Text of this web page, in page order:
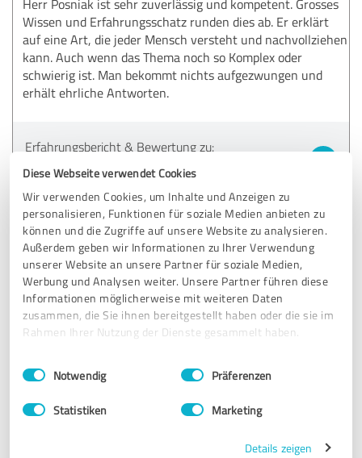
Diese Webseite verwendet Cookies
Wir verwenden Cookies, um Inhalte und Anzeigen zu
personalisieren, Funktionen für soziale Medien anbieten zu
können und die Zugriffe auf unsere Website zu analysieren.
Außerdem geben wir Informationen zu Ihrer Verwendung
unserer Website an unsere Partner für soziale Medien,
Werbung und Analysen weiter. Unsere Partner führen diese
Informationen möglicherweise mit weiteren Daten
zusammen, die Sie ihnen bereitgestellt haben oder die sie im
Rahmen Ihrer Nutzung der Dienste gesammelt haben.
Impressum Datenschutzbestimmungen
Einwilligungsauswahl
Notwendig Präferenzen
Statistiken Marketing
Details zeigen
Herr Posniak ist sehr zuverlässig und kompetent. Grosses
Wissen und Erfahrungsschatz runden dies ab. Er erklärt
auf eine Art, die jeder Mensch versteht und nachvollziehen
kann. Auch wenn das Thema noch so Komplex oder
schwierig ist. Man bekommt nichts aufgezwungen und
erhält ehrliche Antworten.
Erfahrungsbericht & Bewertung zu:
Markus Posniak Finanzplanung
Bewertungen
25.05.2022 Nicole B.
5,00 von 5
SEHR GUT Empfehlung
Ansprechpartner. Er agiert stets äußerst zuverlässig,
empfehlenswert.